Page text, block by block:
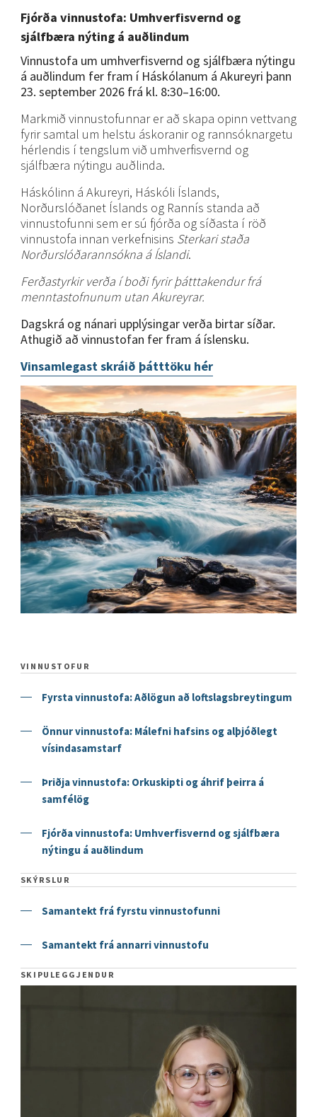
Fjórða vinnustofa: Umhverfisvernd og
sjálfbæra nýting á auðlindum
Vinnustofa um umhverfisvernd og sjálfbæra nýtingu
á auðlindum fer fram í Háskólanum á Akureyri þann
23. september 2026 frá kl. 8:30–16:00.
Markmið vinnustofunnar er að skapa opinn vettvang
fyrir samtal um helstu áskoranir og rannsóknargetu
hérlendis í tengslum við umhverfisvernd og
sjálfbæra nýtingu auðlinda.
Háskólinn á Akureyri, Háskóli Íslands,
Norðurslóðanet Íslands og Rannís standa að
vinnustofunni sem er sú fjórða og síðasta í röð
vinnustofa innan verkefnisins Sterkari staða
Norðurslóðarannsókna á Íslandi.
Ferðastyrkir verða í boði fyrir þátttakendur frá
menntastofnunum utan Akureyrar.
Dagskrá og nánari upplýsingar verða birtar síðar.
Athugið að vinnustofan fer fram á íslensku.
Vinsamlegast skráið þátttöku hér
VINNUSTOFUR
Fyrsta vinnustofa: Aðlögun að loftslagsbreytingum
Önnur vinnustofa: Málefni hafsins og alþjóðlegt
vísindasamstarf
Þriðja vinnustofa: Orkuskipti og áhrif þeirra á
samfélög
Fjórða vinnustofa: Umhverfisvernd og sjálfbæra
nýtingu á auðlindum
SKÝRSLUR
Samantekt frá fyrstu vinnustofunni
Samantekt frá annarri vinnustofu
SKIPULEGGJENDUR